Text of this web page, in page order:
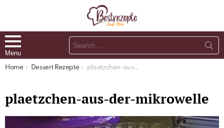
Menu
Search
for:
You are here:
Home Dessert Rezepte plaetzchen-aus-der-mikrowelle
plaetzchen-aus-der-mikrowelle